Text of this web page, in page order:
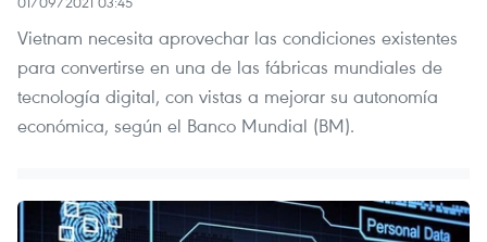
Vietnam necesita aprovechar las condiciones existentes
para convertirse en una de las fábricas mundiales de
tecnología digital, con vistas a mejorar su autonomía
económica, según el Banco Mundial (BM).